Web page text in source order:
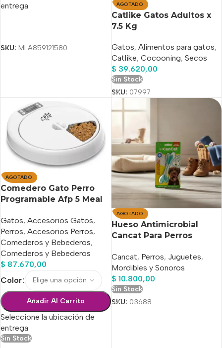
entrega
SKU: MLA859121580
AGOTADO
Catlike Gatos Adultos x
7.5 Kg
Gatos, Alimentos para gatos,
Catlike, Cocooning, Secos
$ 39.620,00
Sin Stock
SKU: 07997
AGOTADO
Comedero Gato Perro
Programable Afp 5 Meal
Gatos, Accesorios Gatos,
Perros, Accesorios Perros,
Comederos y Bebederos,
Comederos y Bebederos
$ 87.670,00
Color
Añadir Al Carrito
Seleccione la ubicación de
entrega
Sin Stock
AGOTADO
Hueso Antimicrobial
Cancat Para Perros
Cancat, Perros, Juguetes,
Mordibles y Sonoros
$ 10.800,00
Sin Stock
SKU: 03688